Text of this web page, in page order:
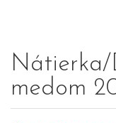
Nátierka/
medom